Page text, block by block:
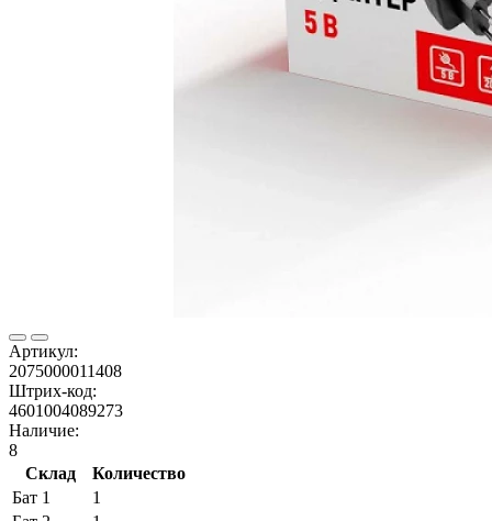
Артикул:
2075000011408
Штрих-код:
4601004089273
Наличие:
8
Склад
Количество
Бат 1
1